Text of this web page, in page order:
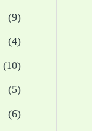
(9)
(4)
(10)
(5)
(6)